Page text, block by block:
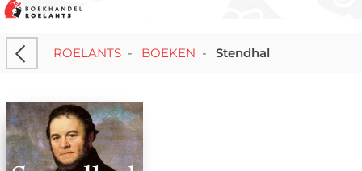
ROELANTS- BOEKEN - Stendhal